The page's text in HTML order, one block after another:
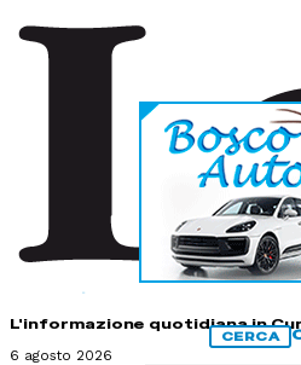
L'informazione quotidiana in
6 agosto 2026
CERCA